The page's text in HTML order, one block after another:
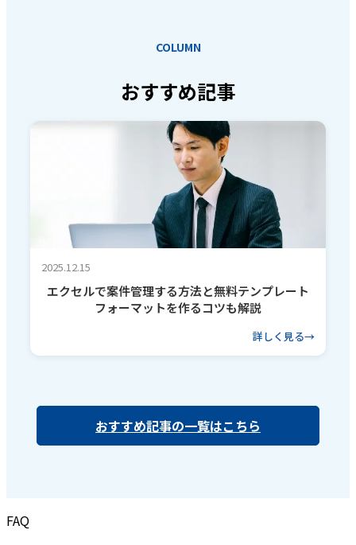
COLUMN
おすすめ記事
2025.12.15
エクセルで案件管理する方法と無料テンプレート
フォーマットを作るコツも解説
詳しく見る
おすすめ記事の一覧はこちら
FAQ